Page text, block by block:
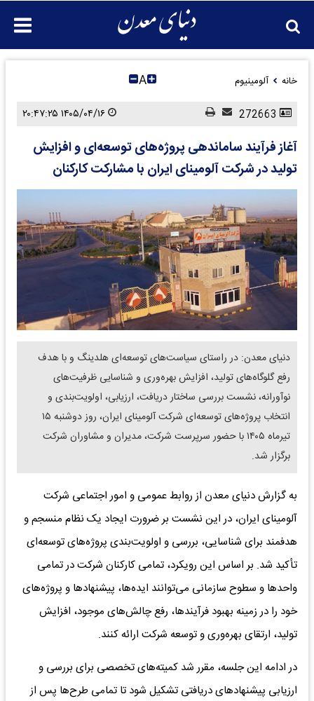
خانه آلومینیوم A
آغاز فرآیند ساماندهی پروژه‌های توسعه‌ای و افزایش
تولید در شرکت آلومینای ایران با مشارکت کارکنان
دنیای معدن: در راستای سیاست‌های توسعه‌ای هلدینگ و با هدف
رفع گلوگاه‌های تولید، افزایش بهره‌وری و شناسایی ظرفیت‌های
نوآورانه، نشست بررسی ساختار دریافت، ارزیابی، اولویت‌بندی و
انتخاب پروژه‌های توسعه‌ای شرکت آلومینای ایران، روز دوشنبه ۱۵
تیرماه ۱۴۰۵ با حضور سرپرست شرکت، مدیران و مشاوران شرکت
برگزار شد.
به گزارش دنیای معدن از روابط عمومی و امور اجتماعی شرکت
آلومینای ایران، در این نشست بر ضرورت ایجاد یک نظام منسجم و
هدفمند برای شناسایی، بررسی و اولویت‌بندی پروژه‌های توسعه‌ای
تأکید شد. بر اساس این رویکرد، تمامی کارکنان شرکت در تمامی
واحدها و سطوح سازمانی می‌توانند ایده‌ها، پیشنهادها و پروژه‌های
خود را در زمینه بهبود فرآیندها، رفع چالش‌های موجود، افزایش
تولید، ارتقای بهره‌وری و توسعه شرکت ارائه کنند.
در ادامه این جلسه، مقرر شد کمیته‌های تخصصی برای بررسی و
ارزیابی پیشنهادهای دریافتی تشکیل شود تا تمامی طرح‌ها پس از